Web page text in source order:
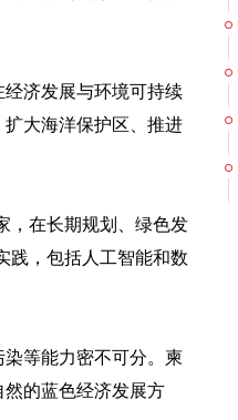
济发展与环境可持续
大海洋保护区、推进
，在长期规划、绿色发
践，包括人工智能和数
等能力密不可分。柬
的蓝色经济发展方